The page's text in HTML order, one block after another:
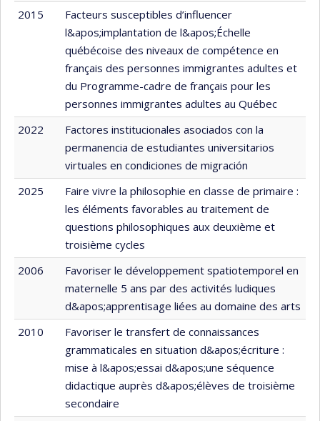
2015
Facteurs susceptibles d’influencer
l&apos;implantation de l&apos;Échelle
québécoise des niveaux de compétence en
français des personnes immigrantes adultes et
du Programme-cadre de français pour les
personnes immigrantes adultes au Québec
2022
Factores institucionales asociados con la
permanencia de estudiantes universitarios
virtuales en condiciones de migración
2025
Faire vivre la philosophie en classe de primaire :
les éléments favorables au traitement de
questions philosophiques aux deuxième et
troisième cycles
2006
Favoriser le développement spatiotemporel en
maternelle 5 ans par des activités ludiques
d&apos;apprentisage liées au domaine des arts
2010
Favoriser le transfert de connaissances
grammaticales en situation d&apos;écriture :
mise à l&apos;essai d&apos;une séquence
didactique auprès d&apos;élèves de troisième
secondaire